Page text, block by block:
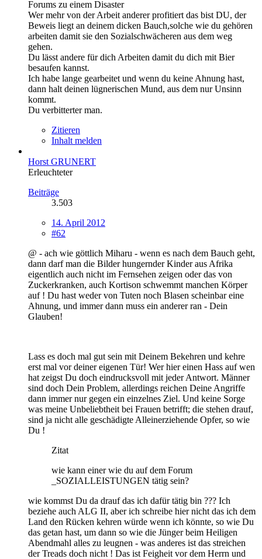
Forums zu einem Disaster
Wer mehr von der Arbeit anderer profitiert das bist DU, der
Beweis liegt an deinem dicken Bauch,solche wie du gehören
arbeiten damit sie den Sozialschwächeren aus dem weg
gehen.
Du lässt andere für dich Arbeiten damit du dich mit Bier
besaufen kannst.
Ich habe lange gearbeitet und wenn du keine Ahnung hast,
dann halt deinen lügnerischen Mund, aus dem nur Unsinn
kommt.
Du verbitterter man.
Zitieren
Inhalt melden
Horst GRUNERT
Erleuchteter
Beiträge
3.503
14. April 2012
#62
@ - ach wie göttlich Miharu - wenn es nach dem Bauch geht,
dann darf man die Bilder hungernder Kinder aus Afrika
eigentlich auch nicht im Fernsehen zeigen oder das von
Zuckerkranken, auch Kortison schwemmt manchen Körper
auf ! Du hast weder von Tuten noch Blasen scheinbar eine
Ahnung, und immer dann muss ein anderer ran - Dein
Glauben!
Lass es doch mal gut sein mit Deinem Bekehren und kehre
erst mal vor deiner eigenen Tür! Wer hier einen Hass auf wen
hat zeigst Du doch eindrucksvoll mit jeder Antwort. Männer
sind doch Dein Problem, allerdings reichen Deine Angriffe
dann immer nur gegen ein einzelnes Ziel. Und keine Sorge
was meine Unbeliebtheit bei Frauen betrifft; die stehen drauf,
sind ja nicht alle geschädigte Alleinerziehende Opfer, so wie
Du !
Zitat
wie kann einer wie du auf dem Forum
_SOZIALLEISTUNGEN tätig sein?
wie kommst Du da drauf das ich dafür tätig bin ??? Ich
beziehe auch ALG II, aber ich schreibe hier nicht das ich dem
Land den Rücken kehren würde wenn ich könnte, so wie Du
das getan hast, um dann so wie die Jünger beim Heiligen
Abendmahl alles zu leugnen - was anderes ist das streichen
der Treads doch nicht ! Das ist Feigheit vor dem Herrn und